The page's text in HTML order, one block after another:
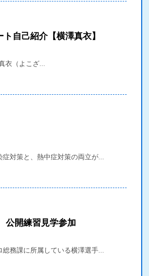
自己紹介【横澤真衣】
（よこざ...
対策と、熱中症対策の両立が...
開練習見学参加
総務課に所属している横澤選手...